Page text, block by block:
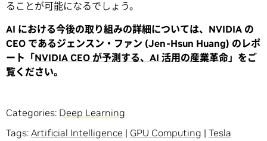
ることが可能になるでしょう。
AI における今後の取り組みの詳細については、NVIDIA の
CEO であるジェンスン・ファン (Jen-Hsun Huang) のレポ
ート「NVIDIA CEO が予測する、AI 活用の産業革命」をご
覧ください。
Categories: Deep Learning
Tags: Artificial Intelligence | GPU Computing | Tesla